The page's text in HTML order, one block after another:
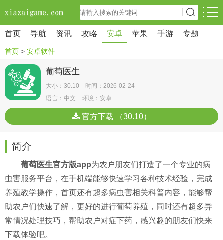
首页 导航 资讯 攻略 安卓 苹果 手游 专题
首页 > 安卓软件
葡萄医生
大小：30.10 时间：2026-02-24
语言：中文 环境：安卓
官方下载 （30.10）
简介
葡萄医生官方版app为农户朋友们打造了一个专业的病
虫害服务平台，在手机端能够快速学习各种技术经验，完成
养殖教学操作，首页还有超多病虫害相关科普内容，能够帮
助农户们快速了解，更好的进行葡萄养殖，同时还有超多异
常情况处理技巧，帮助农户对症下药，感兴趣的朋友们快来
下载体验吧。